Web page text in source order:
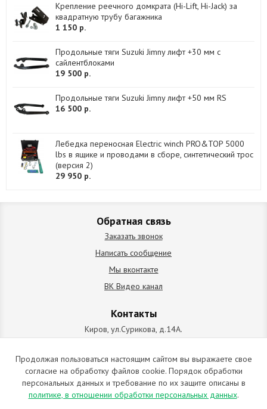
Крепление реечного домкрата (Hi-Lift, Hi-Jack) за
квадратную трубу багажника
1 150 р.
Продольные тяги Suzuki Jimny лифт +30 мм с
сайлентблоками
19 500 р.
Продольные тяги Suzuki Jimny лифт +50 мм RS
16 500 р.
Лебедка переносная Electric winch PRO&TOP 5000
lbs в ящике и проводами в сборе, синтетический трос
(версия 2)
29 950 р.
Обратная связь
Заказать звонок
Написать сообщение
Мы вконтакте
ВК Видео канал
Контакты
Киров, ул.Сурикова, д.14А.
схема проезда
+7 (912) 827-92-55
ИП Позолотин Евгений Валерьевич
ИНН 434537218055 / ОГРН ИП 309434505600123 от 25.02.2009
Продолжая пользоваться настоящим сайтом вы выражаете свое
согласие на обработку файлов cookie. Порядок обработки
персональных данных и требование по их защите описаны в
политике, в отношении обработки персональных данных.